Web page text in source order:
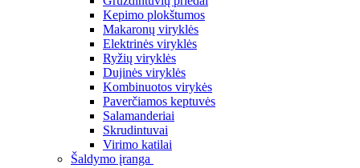
Kepimo plokštumos
Makaronų viryklės
Elektrinės viryklės
Ryžių viryklės
Dujinės viryklės
Kombinuotos virykės
Paverčiamos keptuvės
Salamanderiai
Skrudintuvai
Virimo katilai
Šaldymo įranga